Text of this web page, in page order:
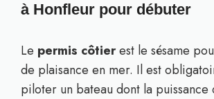
à Honfleur pour débuter
Le permis côtierest le sésame
de plaisance en mer. Il est
piloter un bateau dont la puissance